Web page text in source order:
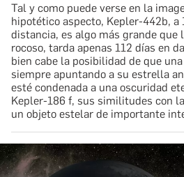
​Tal y como puede verse en la
hipotético aspecto, Kepler-442b, a
distancia, es algo más grande que
rocoso, tarda apenas 112 días en
bien cabe la posibilidad de que
siempre apuntando a su estrella
esté condenada a una oscuridad
Kepler-186 f, sus similitudes con
un objeto estelar de importante